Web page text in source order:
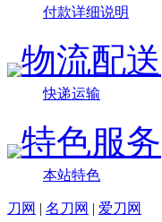
付款详细说明
物流配送
快递运输
特色服务
本站特色
刀网 | 名刀网 | 爱刀网